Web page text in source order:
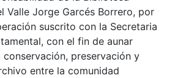
Valle Jorge Garcés Borrero, por
suscrito con la Secretaria
con el fin de aunar
conservación, preservación y
entre la comunidad